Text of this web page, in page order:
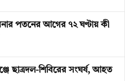
পতনের আগের ৭২ ঘণ্টায় কী
ছাত্রদল-শিবিরের সংঘর্ষ, আহত